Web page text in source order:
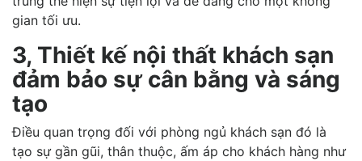
gian tối ưu.
3, Thiết kế nội thất khách sạn
đảm bảo sự cân bằng và sáng
tạo
Điều quan trọng đối với phòng ngủ khách sạn đó là
tạo sự gần gũi, thân thuộc, ấm áp cho khách hàng như